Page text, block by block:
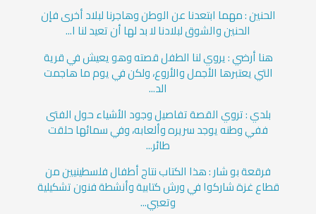
الحنين : مهما ابتعدنا عن الوطن وهاجرنا لبلاد أخرى فإن
الحنين والشوق لبلادنا لا بد لها أن تعيد لنا ا...
هنا أرضي : يروي لنا الطفل قصته وهو يعيش في قرية
التي يعتبرها الأجمل والأروع، ولكن في يوم ما هاجمت
الد...
بلدي : تروي القصة تفاصيل وجود الأشياء حول الفتى
ففي وطنه يوجد سريره وألعابه، وفي سمائها حلقت
طائر...
فرقعة بو شار : هذا الكتاب نتاج أطفال فلسطينيين من
قطاع غزة شاركوا في ورش كتابية وأنشطة فنون تشكيلية
وتعبي...